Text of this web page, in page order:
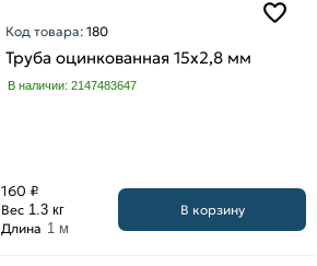
Код товара:180
Труба оцинкованная 15х2,8 мм
В наличии: 2147483647
160 ₽
Вес 1.3 кг
Длина 1 м
В корзину